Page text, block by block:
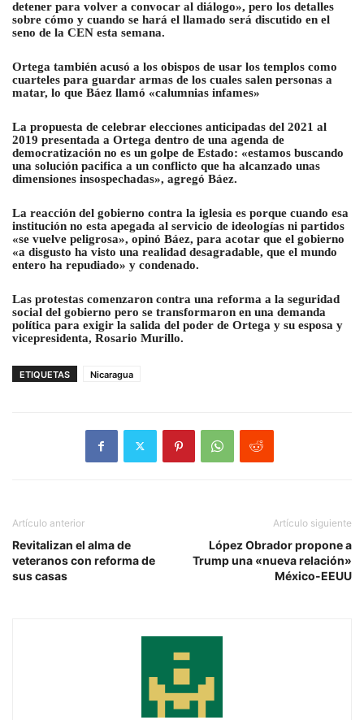
detener para volver a convocar al diálogo», pero los detalles
sobre cómo y cuando se hará el llamado será discutido en el
seno de la CEN esta semana.
Ortega también acusó a los obispos de usar los templos como
cuarteles para guardar armas de los cuales salen personas a
matar, lo que Báez llamó «calumnias infames»
La propuesta de celebrar elecciones anticipadas del 2021 al
2019 presentada a Ortega dentro de una agenda de
democratización no es un golpe de Estado: «estamos buscando
una solución pacifica a un conflicto que ha alcanzado unas
dimensiones insospechadas», agregó Báez.
La reacción del gobierno contra la iglesia es porque cuando esa
institución no esta apegada al servicio de ideologías ni partidos
«se vuelve peligrosa», opinó Báez, para acotar que el gobierno
«a disgusto ha visto una realidad desagradable, que el mundo
entero ha repudiado» y condenado.
Las protestas comenzaron contra una reforma a la seguridad
social del gobierno pero se transformaron en una demanda
política para exigir la salida del poder de Ortega y su esposa y
vicepresidenta, Rosario Murillo.
ETIQUETAS Nicaragua
Artículo anterior
Revitalizan el alma de
veteranos con reforma de
sus casas
Artículo siguiente
López Obrador propone a
Trump una «nueva relación»
México-EEUU